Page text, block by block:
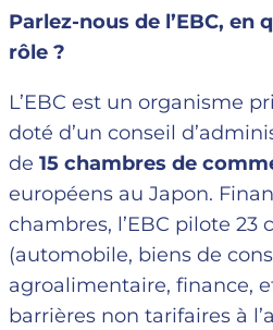
Parlez-nous de l’EBC, en
rôle ?
L’EBC est un organisme
doté d’un conseil
de 15 chambres de
européens au Japon.
chambres, l’EBC pilote 23
(automobile, biens de
agroalimentaire, finance,
barrières non tarifaires à